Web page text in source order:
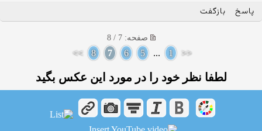
پاسخ بازگفت
صفحه: 7 / 8
<<
1
...
5
6
7
8
>>
لطفا نظر خود را در مورد این عكس بگید